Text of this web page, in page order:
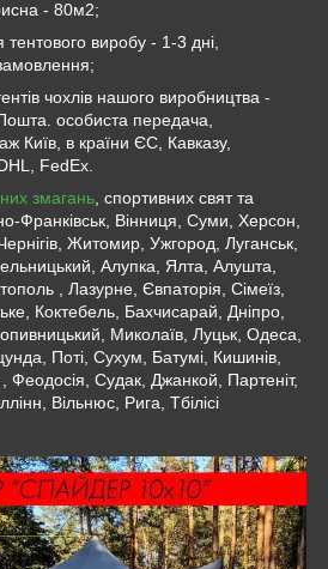
- 80м2;
виробу - 1-3 дні,
чохлів нашого виробництва -
особиста передача,
Київ, в країни ЄС, Кавказу,
FedEx.
змагань, спортивних свят та
Франківськ, Вінниця, Суми, Херсон,
Житомир, Ужгород, Луганськ,
Алупка, Ялта, Алушта,
, Лазурне, Євпаторія, Сімеїз,
Коктебель, Бахчисарай, Дніпро,
Миколаїв, Луцьк, Одеса,
Поті, Сухум, Батумі, Кишинів,
Феодосія, Судак, Джанкой, Партеніт,
Вільнюс, Рига, Тбілісі